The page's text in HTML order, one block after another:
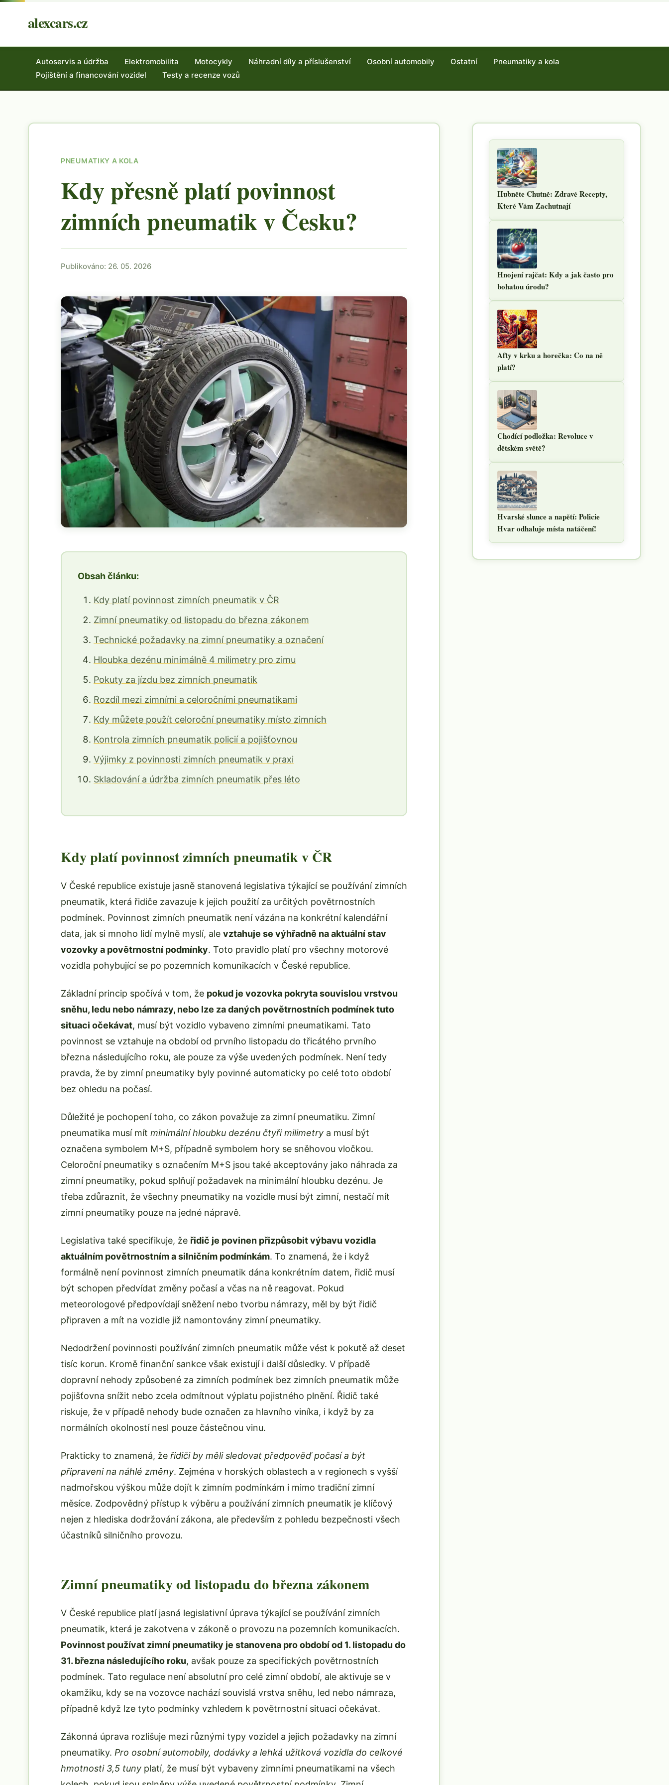
alexcars.cz
Autoservis a údržba Elektromobilita Motocykly Náhradní díly a příslušenství Osobní automobily Ostatní
Pneumatiky a kola
Pojištění a financování vozidel
Testy a recenze vozů
PNEUMATIKY A KOLA
Kdy přesně platí povinnost
zimních pneumatik v Česku?
Publikováno: 26. 05. 2026
Obsah článku:
Kdy platí povinnost zimních pneumatik v ČR
Zimní pneumatiky od listopadu do března zákonem
Technické požadavky na zimní pneumatiky a označení
Hloubka dezénu minimálně 4 milimetry pro zimu
Pokuty za jízdu bez zimních pneumatik
Rozdíl mezi zimními a celoročními pneumatikami
Kdy můžete použít celoroční pneumatiky místo zimních
Kontrola zimních pneumatik policií a pojišťovnou
Výjimky z povinnosti zimních pneumatik v praxi
Skladování a údržba zimních pneumatik přes léto
Kdy platí povinnost zimních pneumatik v ČR
V České republice existuje jasně stanovená legislativa týkající se používání zimních
pneumatik, která řidiče zavazuje k jejich použití za určitých povětrnostních
podmínek. Povinnost zimních pneumatik není vázána na konkrétní kalendářní
data, jak si mnoho lidí mylně myslí, ale vztahuje se výhřadně na aktuální stav
vozovky a povětrnostní podmínky. Toto pravidlo platí pro všechny motorové
vozidla pohybující se po pozemních komunikacích v České republice.
Základní princip spočívá v tom, že pokud je vozovka pokryta souvislou vrstvou
sněhu, ledu nebo námrazy, nebo lze za daných povětrnostních podmínek tuto
situaci očekávat, musí být vozidlo vybaveno zimními pneumatikami. Tato
povinnost se vztahuje na období od prvního listopadu do třicátého prvního
března následujícího roku, ale pouze za výše uvedených podmínek. Není tedy
pravda, že by zimní pneumatiky byly povinné automaticky po celé toto období
bez ohledu na počasí.
Důležité je pochopení toho, co zákon považuje za zimní pneumatiku. Zimní
pneumatika musí mít minimální hloubku dezénu čtyři milimetry a musí být
označena symbolem M+S, případně symbolem hory se sněhovou vločkou.
Celoroční pneumatiky s označením M+S jsou také akceptovány jako náhrada za
zimní pneumatiky, pokud splňují požadavek na minimální hloubku dezénu. Je
třeba zdůraznit, že všechny pneumatiky na vozidle musí být zimní, nestačí mít
zimní pneumatiky pouze na jedné nápravě.
Legislativa také specifikuje, že řidič je povinen přizpůsobit výbavu vozidla
aktuálním povětrnostním a silničním podmínkám. To znamená, že i když
formálně není povinnost zimních pneumatik dána konkrétním datem, řidič musí
být schopen předvídat změny počasí a včas na ně reagovat. Pokud
meteorologové předpovídají sněžení nebo tvorbu námrazy, měl by být řidič
připraven a mít na vozidle již namontovány zimní pneumatiky.
Nedodržení povinnosti používání zimních pneumatik může vést k pokutě až deset
tisíc korun. Kromě finanční sankce však existují i další důsledky. V případě
dopravní nehody způsobené za zimních podmínek bez zimních pneumatik může
pojišťovna snížit nebo zcela odmítnout výplatu pojistného plnění. Řidič také
riskuje, že v případě nehody bude označen za hlavního viníka, i když by za
normálních okolností nesl pouze částečnou vinu.
Prakticky to znamená, že řidiči by měli sledovat předpověď počasí a být
připraveni na náhlé změny. Zejména v horských oblastech a v regionech s vyšší
nadmořskou výškou může dojít k zimním podmínkám i mimo tradiční zimní
měsíce. Zodpovědný přístup k výběru a používání zimních pneumatik je klíčový
nejen z hlediska dodržování zákona, ale především z pohledu bezpečnosti všech
účastníků silničního provozu.
Zimní pneumatiky od listopadu do března zákonem
V České republice platí jasná legislativní úprava týkající se používání zimních
pneumatik, která je zakotvena v zákoně o provozu na pozemních komunikacích.
Povinnost používat zimní pneumatiky je stanovena pro období od 1. listopadu do
31. března následujícího roku, avšak pouze za specifických povětrnostních
podmínek. Tato regulace není absolutní pro celé zimní období, ale aktivuje se v
okamžiku, kdy se na vozovce nachází souvislá vrstva sněhu, led nebo námraza,
případně když lze tyto podmínky vzhledem k povětrnostní situaci očekávat.
Zákonná úprava rozlišuje mezi různými typy vozidel a jejich požadavky na zimní
pneumatiky. Pro osobní automobily, dodávky a lehká užitková vozidla do celkové
hmotnosti 3,5 tuny platí, že musí být vybaveny zimními pneumatikami na všech
Hubněte Chutně: Zdravé Recepty,
Které Vám Zachutnají
Hnojení rajčat: Kdy a jak často pro
bohatou úrodu?
Afty v krku a horečka: Co na ně
platí?
Chodící podložka: Revoluce v
dětském světě?
Hvarské slunce a napětí: Policie
Hvar odhaluje místa natáčení!